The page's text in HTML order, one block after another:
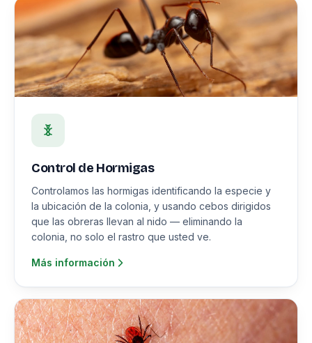
Control de Hormigas
Controlamos las hormigas identificando la especie y
la ubicación de la colonia, y usando cebos dirigidos
que las obreras llevan al nido — eliminando la
colonia, no solo el rastro que usted ve.
Más información